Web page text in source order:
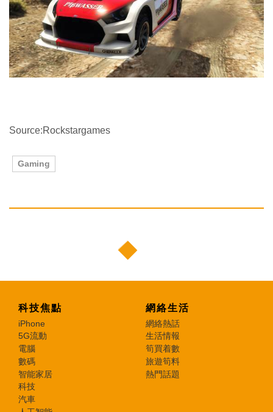
Source:Rockstargames
Gaming
科技焦點
iPhone
5G流動
電腦
數碼
智能家居
科技
汽車
網絡生活
網絡熱話
生活情報
筍買着數
旅遊筍料
熱門話題